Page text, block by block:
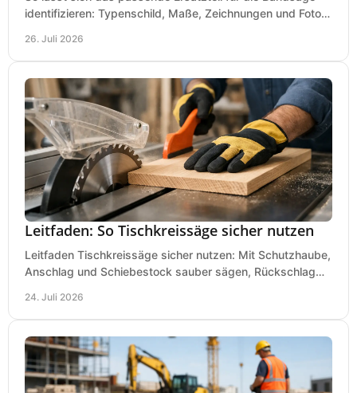
identifizieren: Typenschild, Maße, Zeichnungen und Fotos
26. Juli 2026
Leitfaden: So Tischkreissäge sicher nutzen
Leitfaden Tischkreissäge sicher nutzen: Mit Schutzhaube,
Anschlag und Schiebestock sauber sägen, Rückschlag
24. Juli 2026